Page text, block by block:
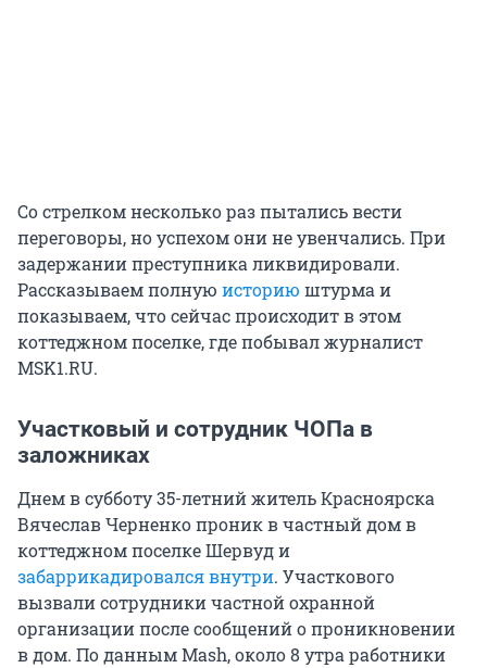
Со стрелком несколько раз пытались вести
переговоры, но успехом они не увенчались. При
задержании преступника ликвидировали.
Рассказываем полную историю штурма и
показываем, что сейчас происходит в этом
коттеджном поселке, где побывал журналист
MSK1.RU.
Участковый и сотрудник ЧОПа в
заложниках
Днем в субботу 35-летний житель Красноярска
Вячеслав Черненко проник в частный дом в
коттеджном поселке Шервуд и
забаррикадировался внутри. Участкового
вызвали сотрудники частной охранной
организации после сообщений о проникновении
в дом. По данным Mash, около 8 утра работники